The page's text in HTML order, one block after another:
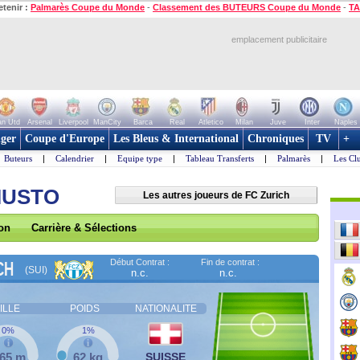
: Palmarès Coupe du Monde - Classement des BUTEURS Coupe du Monde -
emplacement publicitaire
Utd Arsenal Liverpool ManCity Barca Real Atletico Milan Juve Inter Naples
Coupe d'Europe Les Bleus & International Chroniques TV +
Buteurs | Calendrier | Equipe type | Tableau Transferts | Palmarès | Les
Les autres joueurs de FC Zurich
Carrière & Sélections
(SUI)
Début Contrat :
n.c.
Fin de contrat :
n.c.
POIDS NATIONALITE
m
0%
62 kg
1%
SUISSE